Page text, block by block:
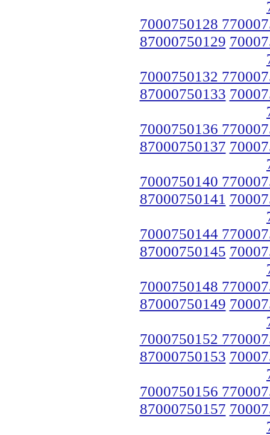
7000750128
87000750129
7000750132
87000750133
7000750136
87000750137
7000750140
87000750141
7000750144
87000750145
7000750148
87000750149
7000750152
87000750153
7000750156
87000750157